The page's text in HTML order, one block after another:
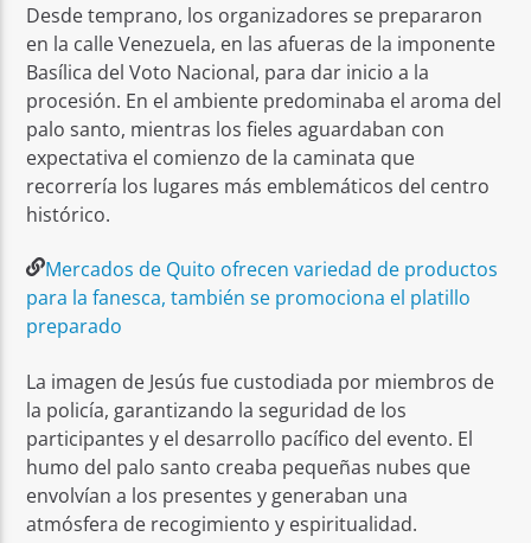
Desde temprano, los organizadores se prepararon
en la calle Venezuela, en las afueras de la imponente
Basílica del Voto Nacional, para dar inicio a la
procesión. En el ambiente predominaba el aroma del
palo santo, mientras los fieles aguardaban con
expectativa el comienzo de la caminata que
recorrería los lugares más emblemáticos del centro
histórico.
Mercados de Quito ofrecen variedad de productos
para la fanesca, también se promociona el platillo
preparado
La imagen de Jesús fue custodiada por miembros de
la policía, garantizando la seguridad de los
participantes y el desarrollo pacífico del evento. El
humo del palo santo creaba pequeñas nubes que
envolvían a los presentes y generaban una
atmósfera de recogimiento y espiritualidad.